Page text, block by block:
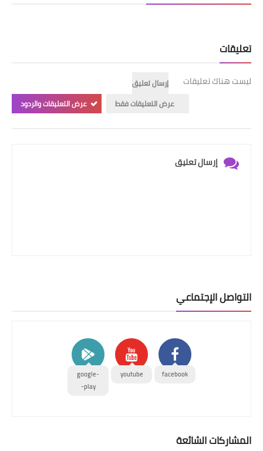
تعليقات
ليست هناك تعليقات
إرسال تعليق
عرض التعليقات فقط
عرض التعليقات والردود
إرسال تعليق
التواصل الإجتماعي
facebook
youtube
google-
play-
المشاركات الشائعة